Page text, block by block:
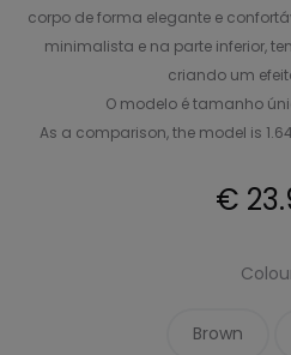
corpo de forma elegante e
minimalista e na parte inferior,
criando um
O modelo é tamanho
As a comparison, the model is
€
Brown